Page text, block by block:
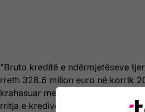
"Bruto kreditë e ndërmjetëseve
rreth 328.6 milion euro në korrik
krahasuar me muajin paraprak.
rritja e kredive të aktivitetit të